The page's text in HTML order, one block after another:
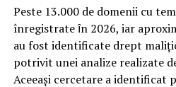
Spre diferență de o locuință
trece printr-un ciclu de
bagaje trase pe roți, curățenie
rezervări consecutive în aceeași
frecvență ridicată de utilizare
Peste 13.000 de domenii cu
înregistrate ȋn 2026, iar
au fost identificate drept
potrivit unei analize realizate
Aceeași cercetare a identificat